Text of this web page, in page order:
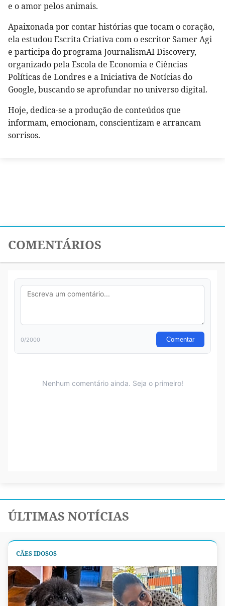
e o amor pelos animais.
Apaixonada por contar histórias que tocam o coração,
ela estudou Escrita Criativa com o escritor Samer Agi
e participa do programa JournalismAI Discovery,
organizado pela Escola de Economia e Ciências
Políticas de Londres e a Iniciativa de Notícias do
Google, buscando se aprofundar no universo digital.
Hoje, dedica-se a produção de conteúdos que
informam, emocionam, conscientizam e arrancam
sorrisos.
COMENTÁRIOS
ÚLTIMAS NOTÍCIAS
CÃES IDOSOS